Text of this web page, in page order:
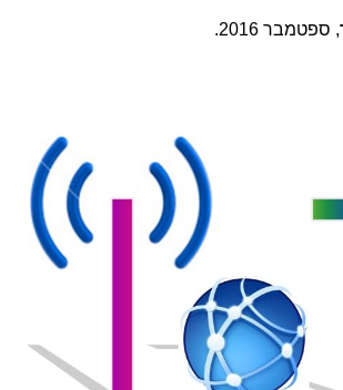
, ספטמבר 2016.